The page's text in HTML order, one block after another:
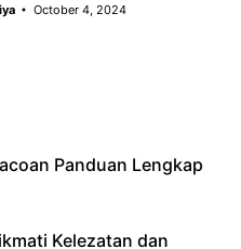
October 4, 2024
Panduan Lengkap
Kelezatan dan